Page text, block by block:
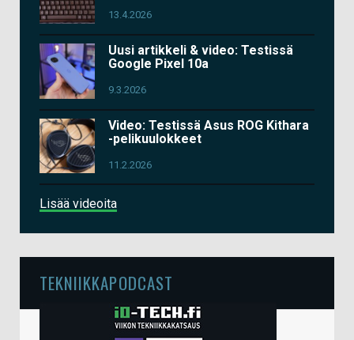
13.4.2026
Uusi artikkeli & video: Testissä
Google Pixel 10a
9.3.2026
Video: Testissä Asus ROG Kithara
-pelikuulokkeet
11.2.2026
Lisää videoita
TEKNIIKKAPODCAST